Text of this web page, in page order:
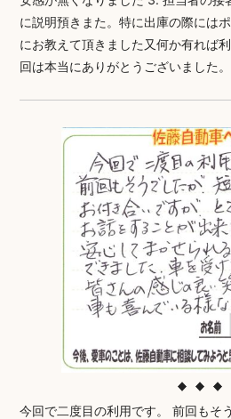
に説明預きまた。特に出庫の際には
にお教えて頂きました又何か有れば
回は本当にありがとうございました。
今回で二度目の利用です。 前回もそ